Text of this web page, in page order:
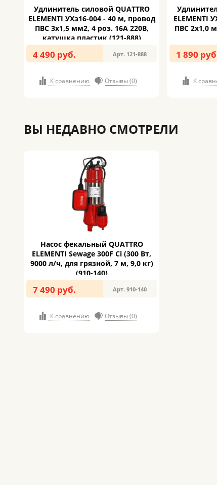
Удлинитель силовой QUATTRO
ELEMENTI УХз16-004 - 40 м, провод
ПВС 3х1,5 мм2, 4 роз. 16А 220В,
катушка пластик (121-888)
4 490 руб. Арт. 121-888
К сравнению Отзывы (0)
ELEMENTI
ПВС 2х1,0
1 890
К
ВЫ НЕДАВНО СМОТРЕЛИ
Насос фекальный QUATTRO
ELEMENTI Sewage 300F Ci (300 Вт,
9000 л/ч, для грязной, 7 м, 9,0 кг)
(910-140)
7 490 руб. Арт. 910-140
К сравнению Отзывы (0)